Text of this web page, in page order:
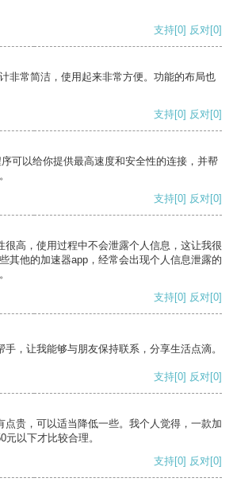
支持[0] 反对[0]
非常简洁，使用起来非常方便。功能的布局也
支持[0] 反对[0]
可以给你提供最高速度和安全性的连接，并帮
支持[0] 反对[0]
很高，使用过程中不会泄露个人信息，这让我很
其他的加速器app，经常会出现个人信息泄露的
支持[0] 反对[0]
，让我能够与朋友保持联系，分享生活点滴。
支持[0] 反对[0]
点贵，可以适当降低一些。我个人觉得，一款加
以下才比较合理。
支持[0] 反对[0]